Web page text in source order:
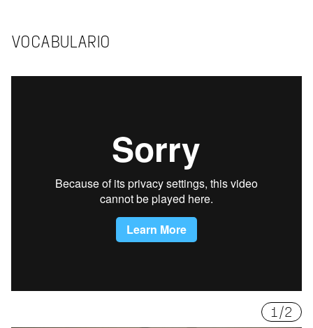
VOCABULARIO
1 /2